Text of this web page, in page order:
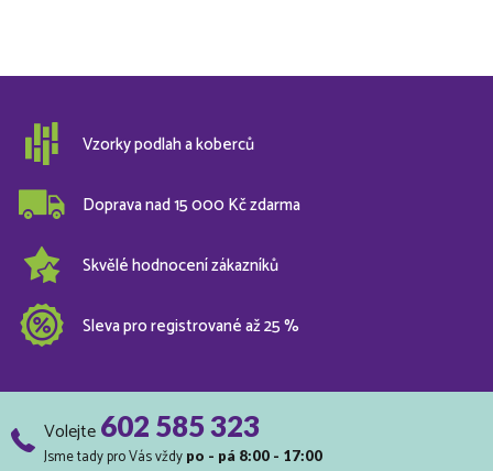
Vzorky podlah a koberců
Doprava nad 15 000 Kč zdarma
Skvělé hodnocení zákazníků
Sleva pro registrované až 25 %
Volejte602 585 323
Jsme tady pro Vás vždy po - pá 8:00 - 17:00